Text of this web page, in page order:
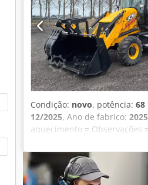
Condição: novo, potência: 68
12/2025, Ano de fabrico: 2025
aquecimento = Observações
(elevação padrão) Pacote de
condicionado e aquecedor
garfos, 2350 mm (92) 300
Tubulação do carregador, 3/